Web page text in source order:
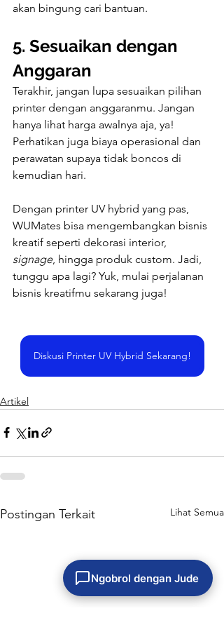
akan bingung cari bantuan.
5. Sesuaikan dengan
Anggaran
Terakhir, jangan lupa sesuaikan pilihan
printer dengan anggaranmu. Jangan
hanya lihat harga awalnya aja, ya!
Perhatikan juga biaya operasional dan
perawatan supaya tidak boncos di
kemudian hari.
Dengan printer UV hybrid yang pas,
WUMates bisa mengembangkan bisnis
kreatif seperti dekorasi interior,
signage, hingga produk custom. Jadi,
tunggu apa lagi? Yuk, mulai perjalanan
bisnis kreatifmu sekarang juga!
Diskusi Printer UV Hybrid Sekarang!
Artikel
Postingan Terkait Lihat Semua
Ngobrol dengan Jude